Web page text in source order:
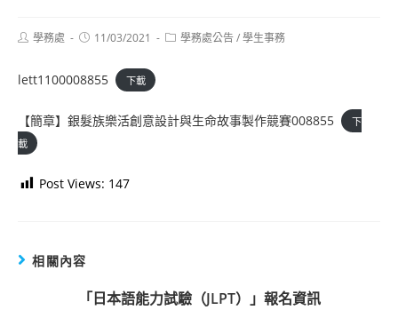
Post學務處
Post11/03/2021
Post學務處公告/學生事務
lett1100008855 下載
【簡章】銀髮族樂活創意設計與生命故事製作競賽008855
下
載
Post Views: 147
相關內容
「日本語能力試驗（JLPT）」報名資訊